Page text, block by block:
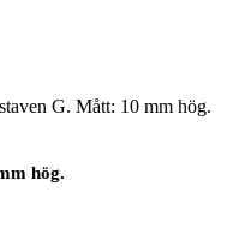
G. Mått: 10 mm hög.
hög.